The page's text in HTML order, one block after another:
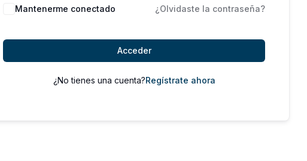
Alternative:
Mantenerme conectado ¿Olvidaste la contraseña?
Acceder
¿No tienes una cuenta?Regístrate ahora